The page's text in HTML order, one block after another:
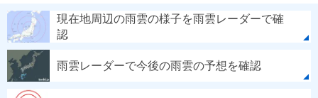
現在地周辺の雨雲の様子を雨雲レーダーで確
認
雨雲レーダーで今後の雨雲の予想を確認